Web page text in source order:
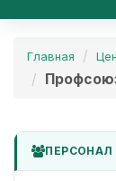
Главная
ПЕРСОНАЛ